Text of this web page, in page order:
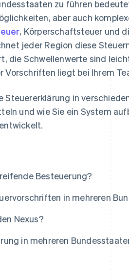
zu führen
aber auch
, Körperschaftsteuer und
jeder Region diese
die Schwellenwerte sind
liegt bei Ihrem
Steuererklärung in
und wie Sie ein System
Besteuerung?
in mehreren
Nexus?
in mehreren